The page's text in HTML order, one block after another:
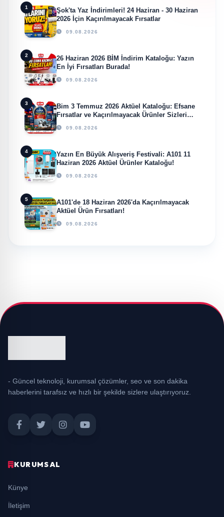
1
Şok'ta Yaz İndirimleri! 24 Haziran - 30 Haziran
2026 İçin Kaçırılmayacak Fırsatlar
09.08.2026
2
26 Haziran 2026 BİM İndirim Kataloğu: Yazın
En İyi Fırsatları Burada!
09.08.2026
3
Bim 3 Temmuz 2026 Aktüel Kataloğu: Efsane
Fırsatlar ve Kaçırılmayacak Ürünler Sizleri
09.08.2026
4
Yazın En Büyük Alışveriş Festivali: A101 11
Haziran 2026 Aktüel Ürünler Kataloğu!
09.08.2026
5
A101'de 18 Haziran 2026'da Kaçırılmayacak
Aktüel Ürün Fırsatları!
09.08.2026
- Güncel teknoloji, kurumsal çözümler, seo ve son dakika
haberlerini tarafsız ve hızlı bir şekilde sizlere ulaştırıyoruz.
KURUMSAL
Künye
İletişim